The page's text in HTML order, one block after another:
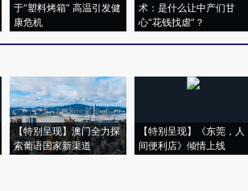
于“塑料烤箱” 高温引发健
康危机
术：是什么让中产们甘
心“花钱找虐”？
【特别呈现】澳门全力探
索葡语国家新渠道
【特别呈现】《东莞，人
间便利店》倾情上线